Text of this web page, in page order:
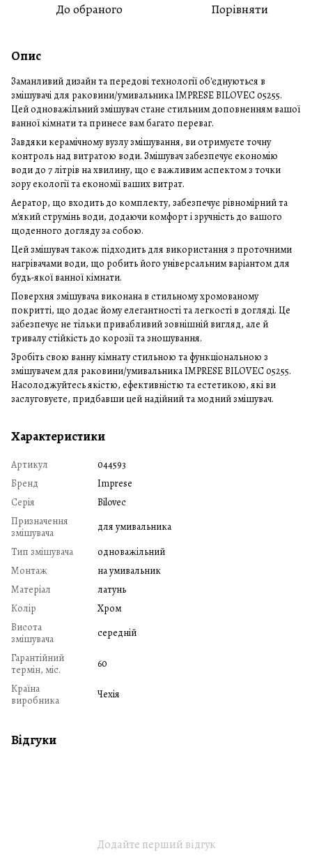
До обраного Порівняти
Опис
Заманливий дизайн та передові технології об'єднуються в
змішувачі для раковини/умивальника IMPRESE BILOVEC 05255.
Цей одноважільний змішувач стане стильним доповненням вашої
ванної кімнати та принесе вам багато переваг.
Завдяки керамічному вузлу змішування, ви отримуєте точну
контроль над витратою води. Змішувач забезпечує економію
води до 7 літрів на хвилину, що є важливим аспектом з точки
зору екології та економії ваших витрат.
Аератор, що входить до комплекту, забезпечує рівномірний та
м'який струмінь води, додаючи комфорт і зручність до вашого
щоденного догляду за собою.
Цей змішувач також підходить для використання з проточними
нагрівачами води, що робить його універсальним варіантом для
будь-якої ванної кімнати.
Поверхня змішувача виконана в стильному хромованому
покритті, що додає йому елегантності та легкості в догляді. Це
забезпечує не тільки привабливий зовнішній вигляд, але й
тривалу стійкість до корозії та зношування.
Зробіть свою ванну кімнату стильною та функціональною з
змішувачем для раковини/умивальника IMPRESE BILOVEC 05255.
Насолоджуйтесь якістю, ефективністю та естетикою, які ви
заслуговуєте, придбавши цей надійний та модний змішувач.
Характеристики
Артикул
044593
Бренд
Imprese
Серія
Bilovec
Призначення
змішувача
для умивальника
Тип змішувача
одноважільний
Монтаж
на умивальник
Матеріал
латунь
Колір
Хром
Висота
змішувача
середній
Гарантійний
термін, міс.
60
Країна
виробника
Чехія
Відгуки
Додайте перший відгук